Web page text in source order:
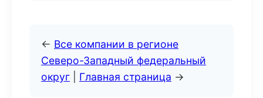
← Все компании в регионе
Северо-Западный федеральный
округ
Главная страница →